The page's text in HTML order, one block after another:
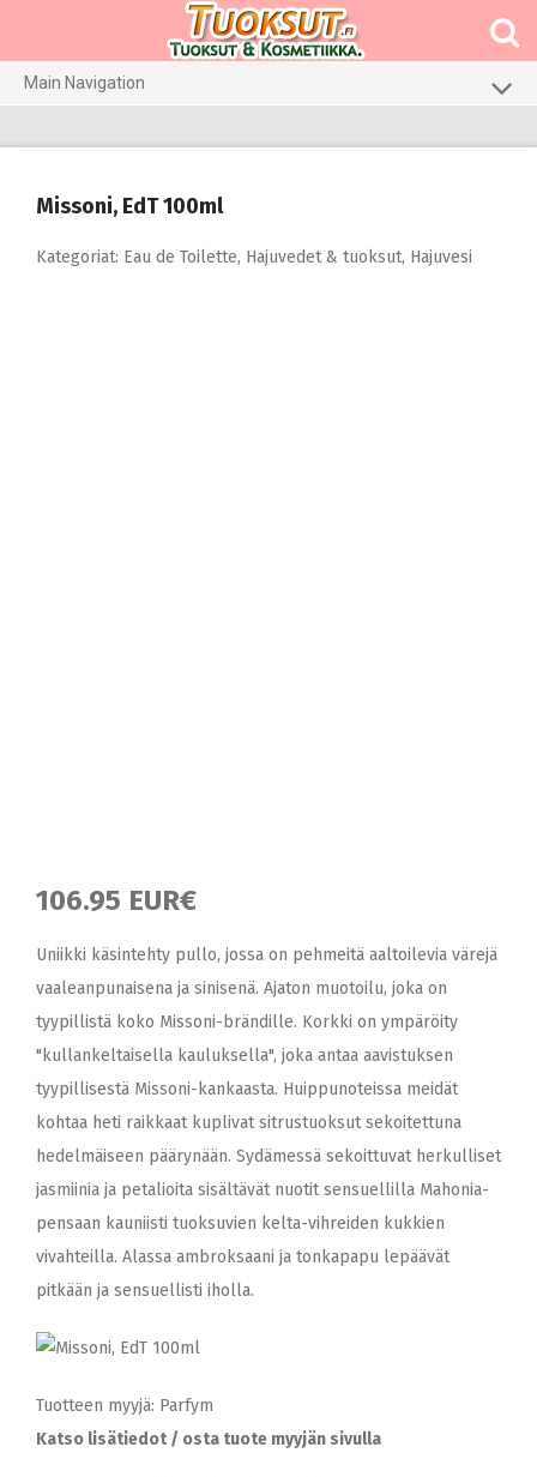
Main Navigation
Hiustenhoito
Ihonhoito
Missoni, EdT 100ml
Kategoriat: Eau de Toilette, Hajuvedet & tuoksut, Hajuvesi
106.95 EUR€
Uniikki käsintehty pullo, jossa on pehmeitä aaltoilevia värejä
vaaleanpunaisena ja sinisenä. Ajaton muotoilu, joka on
tyypillistä koko Missoni-brändille. Korkki on ympäröity
"kullankeltaisella kauluksella", joka antaa aavistuksen
tyypillisestä Missoni-kankaasta. Huippunoteissa meidät
kohtaa heti raikkaat kuplivat sitrustuoksut sekoitettuna
hedelmäiseen päärynään. Sydämessä sekoittuvat herkulliset
jasmiinia ja petalioita sisältävät nuotit sensuellilla Mahonia-
pensaan kauniisti tuoksuvien kelta-vihreiden kukkien
vivahteilla. Alassa ambroksaani ja tonkapapu lepäävät
pitkään ja sensuellisti iholla.
Tuotteen myyjä: Parfym
Katso lisätiedot / osta tuote myyjän sivulla